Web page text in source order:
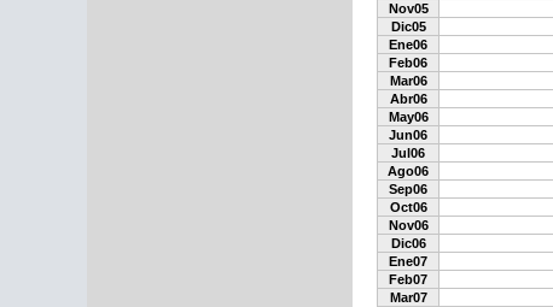
Nov05
Dic05
Ene06
Feb06
Mar06
Abr06
May06
Jun06
Jul06
Ago06
Sep06
Oct06
Nov06
Dic06
Ene07
Feb07
Mar07